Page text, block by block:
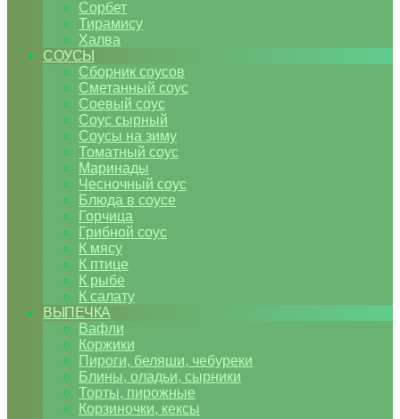
Сорбет
Тирамису
Халва
СОУСЫ
Сборник соусов
Сметанный соус
Соевый соус
Соус сырный
Соусы на зиму
Томатный соус
Маринады
Чесночный соус
Блюда в соусе
Горчица
Грибной соус
К мясу
К птице
К рыбе
К салату
ВЫПЕЧКА
Вафли
Коржики
Пироги, беляши, чебуреки
Блины, оладьи, сырники
Торты, пирожные
Корзиночки, кексы